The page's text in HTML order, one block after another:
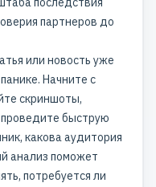
партнеров до
или новость уже
Начните с
скриншоты,
быструю
какова аудитория
анализ поможет
потребуется ли